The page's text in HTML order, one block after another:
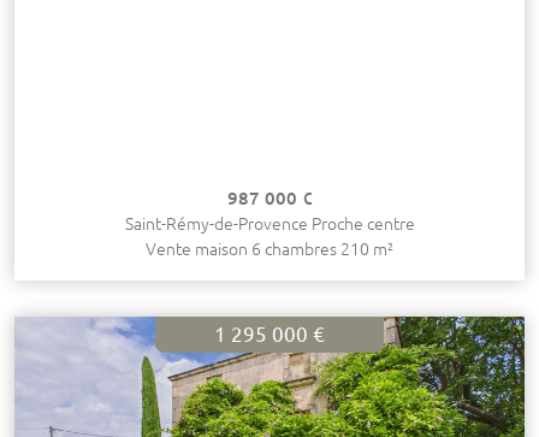
987 000 €
Saint-Rémy-de-Provence Proche centre
Vente maison 6 chambres 210 m²
1 295 000 €